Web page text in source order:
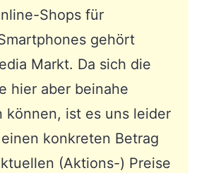
Shops für
gehört
Markt. Da sich die
hier aber beinahe
können, ist es uns leider
konkreten Betrag
(Aktions-) Preise